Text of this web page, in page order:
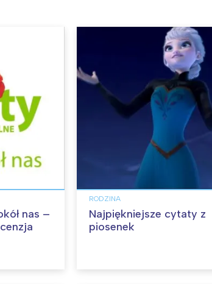
nas –
RODZINA
Najpiękniejsze cytaty z
piosenek